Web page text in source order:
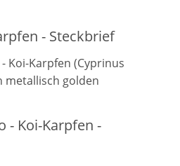
- Steckbrief
Koi-Karpfen (Cyprinus
metallisch golden
- Koi-Karpfen -